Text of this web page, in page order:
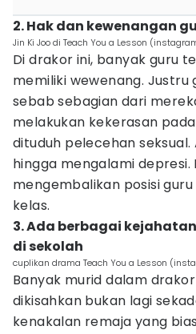
2. Hak dan kewenangan
Jin Ki Joo di Teach You a Lesson
Di drakor ini, banyak guru
memiliki wewenang.
sebab sebagian dari
melakukan kekerasan
dituduh pelecehan
hingga mengalami depresi.
mengembalikan posisi
kelas.
3. Ada berbagai
di sekolah
cuplikan drama Teach You a Lesson
Banyak murid dalam drakor
dikisahkan bukan lagi
kenakalan remaja yang